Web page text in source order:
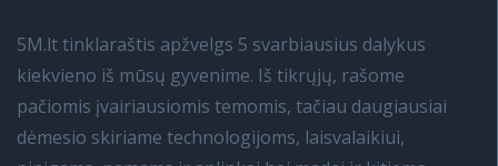
5M.lt tinklaraštis apžvelgs 5 svarbiausius dalykus
kiekvieno iš mūsų gyvenime. Iš tikrųjų, rašome
pačiomis įvairiausiomis temomis, tačiau daugiausiai
dėmesio skiriame technologijoms, laisvalaikiui,